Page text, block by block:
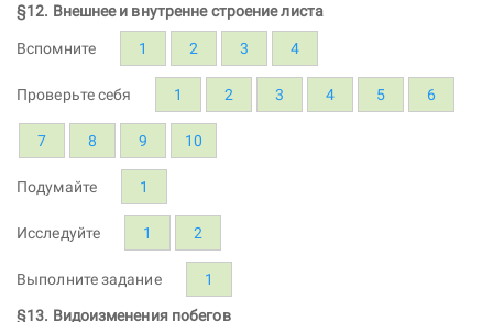
§12. Внешнее и внутренне строение листа
Вспомните 1 2 3 4
Проверьте себя 1 2 3 4 5 6
7 8 9 10
Подумайте 1
Исследуйте 1 2
Выполните задание 1
§13. Видоизменения побегов